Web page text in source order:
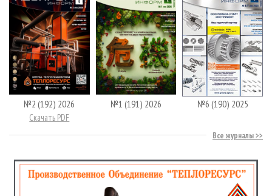
№2 (192) 2026
Скачать PDF
№1 (191) 2026 №6 (190) 2025
Все журналы